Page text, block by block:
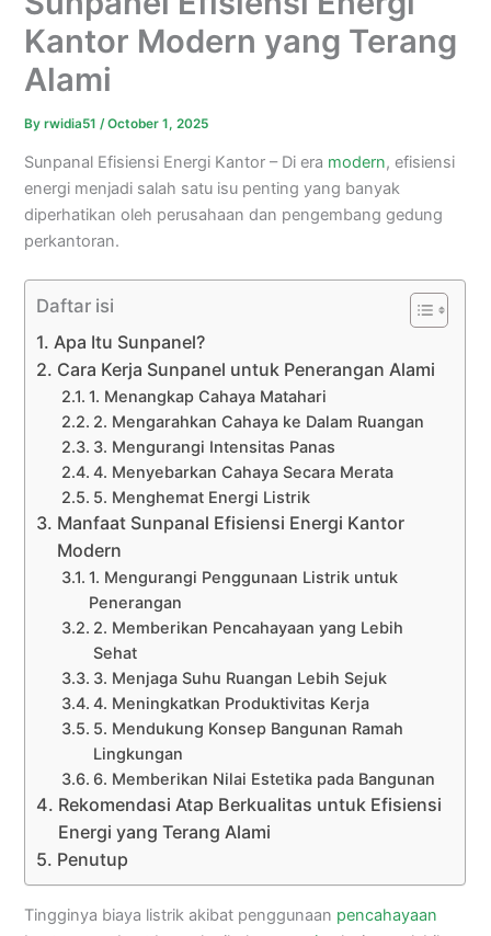
Kantor Modern yang Terang
Alami
Byrwidia51 /October 1, 2025
Sunpanal Efisiensi Energi Kantor – Di era modern, efisiensi
energi menjadi salah satu isu penting yang banyak
diperhatikan oleh perusahaan dan pengembang gedung
perkantoran.
Daftar isi
Apa Itu Sunpanel?
Cara Kerja Sunpanel untuk Penerangan Alami
1. Menangkap Cahaya Matahari
2. Mengarahkan Cahaya ke Dalam Ruangan
3. Mengurangi Intensitas Panas
4. Menyebarkan Cahaya Secara Merata
5. Menghemat Energi Listrik
Manfaat Sunpanal Efisiensi Energi Kantor
Modern
1. Mengurangi Penggunaan Listrik untuk
Penerangan
2. Memberikan Pencahayaan yang Lebih
Sehat
3. Menjaga Suhu Ruangan Lebih Sejuk
4. Meningkatkan Produktivitas Kerja
5. Mendukung Konsep Bangunan Ramah
Lingkungan
6. Memberikan Nilai Estetika pada Bangunan
Rekomendasi Atap Berkualitas untuk Efisiensi
Energi yang Terang Alami
Penutup
Tingginya biaya listrik akibat penggunaan pencahayaan